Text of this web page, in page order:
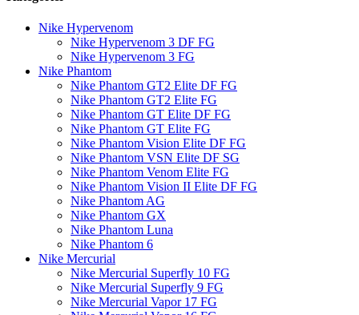
Nike Hypervenom
Nike Hypervenom 3 DF FG
Nike Hypervenom 3 FG
Nike Phantom
Nike Phantom GT2 Elite DF FG
Nike Phantom GT2 Elite FG
Nike Phantom GT Elite DF FG
Nike Phantom GT Elite FG
Nike Phantom Vision Elite DF FG
Nike Phantom VSN Elite DF SG
Nike Phantom Venom Elite FG
Nike Phantom Vision II Elite DF FG
Nike Phantom AG
Nike Phantom GX
Nike Phantom Luna
Nike Phantom 6
Nike Mercurial
Nike Mercurial Superfly 10 FG
Nike Mercurial Superfly 9 FG
Nike Mercurial Vapor 17 FG